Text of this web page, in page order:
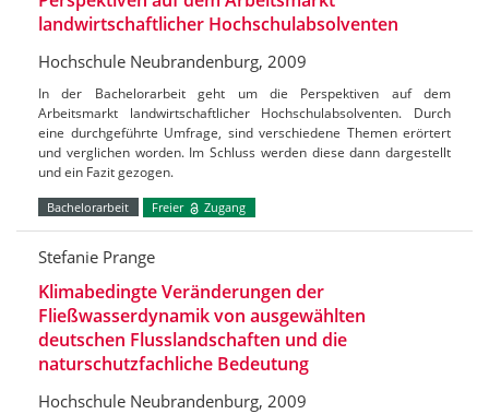
landwirtschaftlicher Hochschulabsolventen
Hochschule Neubrandenburg, 2009
In der Bachelorarbeit geht um die Perspektiven auf dem
Arbeitsmarkt landwirtschaftlicher Hochschulabsolventen. Durch
eine durchgeführte Umfrage, sind verschiedene Themen erörtert
und verglichen worden. Im Schluss werden diese dann dargestellt
und ein Fazit gezogen.
Bachelorarbeit Freier Zugang
Stefanie Prange
Klimabedingte Veränderungen der
Fließwasserdynamik von ausgewählten
deutschen Flusslandschaften und die
naturschutzfachliche Bedeutung
Hochschule Neubrandenburg, 2009